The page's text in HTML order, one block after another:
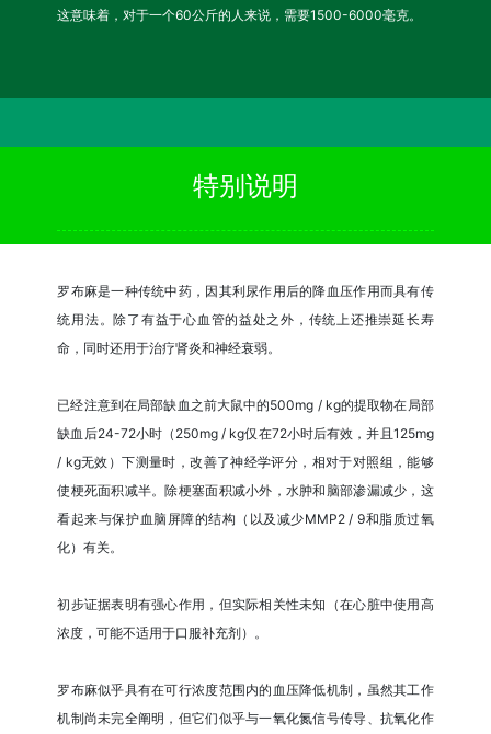
这意味着，对于一个60公斤的人来说，需要1500-6000毫克。
特别说明
罗布麻是一种传统中药，因其利尿作用后的降血压作用而具有传
统用法。除了有益于心血管的益处之外，传统上还推崇延长寿
命，同时还用于治疗肾炎和神经衰弱。
已经注意到在局部缺血之前大鼠中的500mg / kg的提取物在局部
缺血后24-72小时（250mg / kg仅在72小时后有效，并且125mg
/ kg无效）下测量时，改善了神经学评分，相对于对照组，能够
使梗死面积减半。除梗塞面积减小外，水肿和脑部渗漏减少，这
看起来与保护血脑屏障的结构（以及减少MMP2 / 9和脂质过氧
化）有关。
初步证据表明有强心作用，但实际相关性未知（在心脏中使用高
浓度，可能不适用于口服补充剂）。
罗布麻似乎具有在可行浓度范围内的血压降低机制，虽然其工作
机制尚未完全阐明，但它们似乎与一氧化氮信号传导、抗氧化作